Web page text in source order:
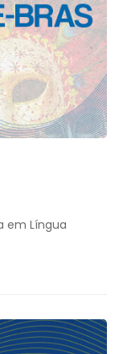
em Língua